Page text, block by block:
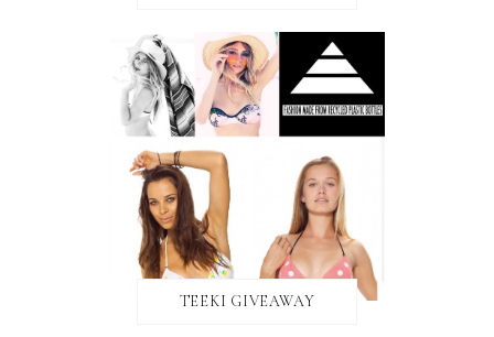
TEEKI GIVEAWAY